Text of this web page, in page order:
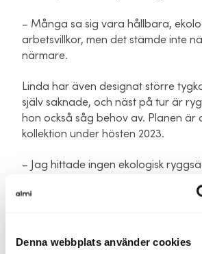
Denna webbplats använder cookies
– Många sa sig vara hållbara,
arbetsvillkor, men det stämde inte
närmare.
Linda har även designat större
själv saknade, och näst på tur är
hon också såg behov av. Planen är
kollektion under hösten 2023.
– Jag hittade ingen ekologisk
Så då bestämde jag mig för att ta